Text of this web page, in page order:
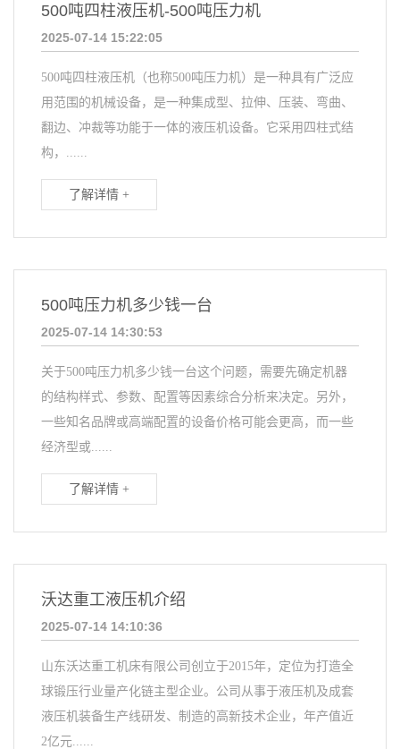
500吨四柱液压机-500吨压力机
2025-07-14 15:22:05
500吨四柱液压机（也称500吨压力机）是一种具有广泛应
用范围的机械设备，是一种集成型、拉伸、压装、弯曲、
翻边、冲裁等功能于一体的液压机设备。它采用四柱式结
构，......
了解详情 +
500吨压力机多少钱一台
2025-07-14 14:30:53
关于500吨压力机多少钱一台这个问题，需要先确定机器
的结构样式、参数、配置等因素综合分析来决定。另外，
一些知名品牌或高端配置的设备价格可能会更高，而一些
经济型或......
了解详情 +
沃达重工液压机介绍
2025-07-14 14:10:36
山东沃达重工机床有限公司创立于2015年，定位为打造全
球锻压行业量产化链主型企业。公司从事于液压机及成套
液压机装备生产线研发、制造的高新技术企业，年产值近
2亿元......